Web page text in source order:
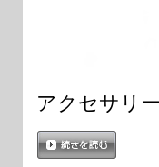
アクセサリ